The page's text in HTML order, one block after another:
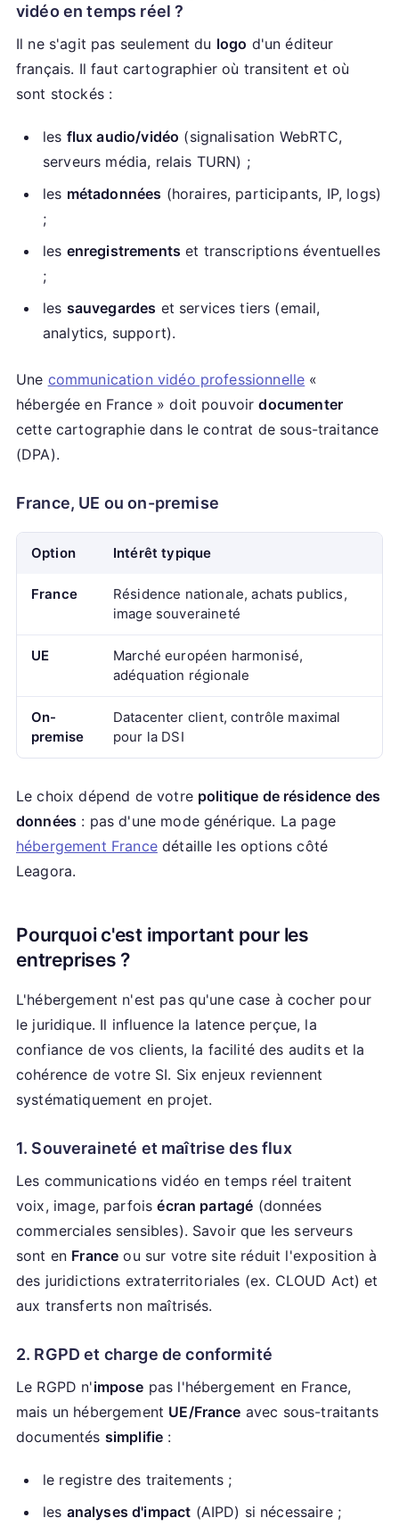
vidéo en temps réel ?
Il ne s'agit pas seulement du logo d'un éditeur
français. Il faut cartographier où transitent et où
sont stockés :
les flux audio/vidéo (signalisation WebRTC,
serveurs média, relais TURN) ;
les métadonnées (horaires, participants, IP, logs)
;
les enregistrements et transcriptions éventuelles
;
les sauvegardes et services tiers (email,
analytics, support).
Une communication vidéo professionnelle «
hébergée en France » doit pouvoirdocumenter
cette cartographie dans le contrat de sous-traitance
(DPA).
France, UE ou on-premise
Option Intérêt typique
France
Résidence nationale, achats publics,
image souveraineté
UE
Marché européen harmonisé,
adéquation régionale
On-
premise
Datacenter client, contrôle maximal
pour la DSI
Le choix dépend de votre politique de résidence des
données : pas d'une mode générique. La page
hébergement Francedétaille les options côté
Leagora.
Pourquoi c'est important pour les
entreprises ?
L'hébergement n'est pas qu'une case à cocher pour
le juridique. Il influence la latence perçue, la
confiance de vos clients, la facilité des audits et la
cohérence de votre SI. Six enjeux reviennent
systématiquement en projet.
1. Souveraineté et maîtrise des flux
Les communications vidéo en temps réel traitent
voix, image, parfoisécran partagé (données
commerciales sensibles). Savoir que les serveurs
sont en France ou sur votre site réduit l'exposition à
des juridictions extraterritoriales (ex. CLOUD Act) et
aux transferts non maîtrisés.
2. RGPD et charge de conformité
Le RGPD n'impose pas l'hébergement en France,
mais un hébergement UE/France avec sous-traitants
documentés simplifie :
le registre des traitements ;
les analyses d'impact (AIPD) si nécessaire ;